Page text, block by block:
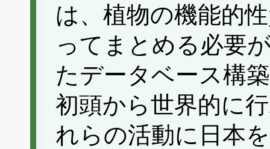
は、植物の機能的
ってまとめる必要
たデータベース構
初頭から世界的に
れらの活動に日本